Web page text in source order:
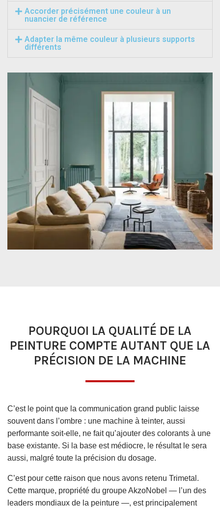
Accorder précisément une couleur à un
nuancier de référence
Adapter la même couleur à plusieurs supports
différents
POURQUOI LA QUALITÉ DE LA
PEINTURE COMPTE AUTANT QUE LA
PRÉCISION DE LA MACHINE
C’est le point que la communication grand public laisse
souvent dans l’ombre : une machine à teinter, aussi
performante soit-elle, ne fait qu’ajouter des colorants à une
base existante. Si la base est médiocre, le résultat le sera
aussi, malgré toute la précision du dosage.
C’est pour cette raison que nous avons retenu Trimetal.
Cette marque, propriété du groupe AkzoNobel — l’un des
leaders mondiaux de la peinture —, est principalement